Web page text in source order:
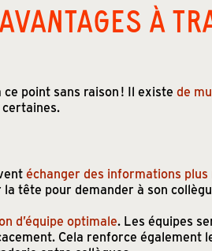
À
ce point sans raison ! Il existe de
échanger des informations
tête pour demander à son
d’équipe optimale. Les équipes
Cela renforce également